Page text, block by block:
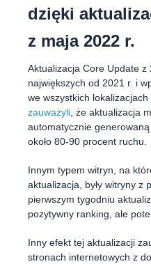
dzięki
z maja 2022 r.
Aktualizacja Core Update z
największych od 2021 r. i
we wszystkich lokalizacjach
zauważyli , że aktualizacja
automatycznie
około 80-90 procent ruchu.
Innym typem witryn, na
aktualizacja, były witryny z
pierwszym tygodniu
pozytywny ranking, ale
Inny efekt tej aktualizacji
stronach internetowych z